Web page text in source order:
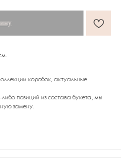
коробок, актуальные
либо позиций из состава букета, мы
замену.